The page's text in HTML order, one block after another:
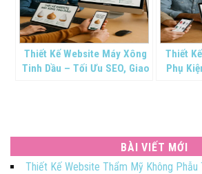
Thiết Kế Website Máy Xông
Tinh Dầu – Tối Ưu SEO, Giao
Thiết
Phụ
BÀI VIẾT MỚI
Thiết Kế Website Thẩm Mỹ Không Phẫu